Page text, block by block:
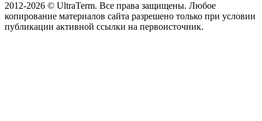
2012-2026 © UltraTerm. Все права защищены. Любое
копирование материалов сайта разрешено только при условии
публикации активной ссылки на первоисточник.